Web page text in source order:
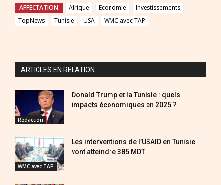
AFFECTATION
Afrique Economie
Investissements
TopNews
Tunisie USA WMC avec TAP
ARTICLES EN RELATION
Redaction
Donald Trump et la Tunisie : quels
impacts économiques en 2025 ?
WMC avec TAP
Les interventions de l’USAID en Tunisie
vont atteindre 385 MDT